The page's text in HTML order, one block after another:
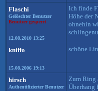
Flaschi
Gelöschter Benutzer
Benutzer gesperrt
12.08.2010 13:25
Ich finde
Höhe der
ohnehin
kniffo
15.08.2006 19:13
schöne
hirsch
Authentifizierter Benutzer
Zum Ring
Überhang